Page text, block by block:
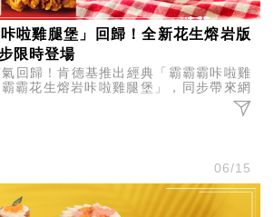
啦雞腿堡」回歸！全新花生熔岩版
限時登場
回歸！肯德基推出經典「霸霸霸咔啦雞
霸花生熔岩咔啦雞腿堡」，同步帶來網
浪薯，7/28起限時開賣。
06/15